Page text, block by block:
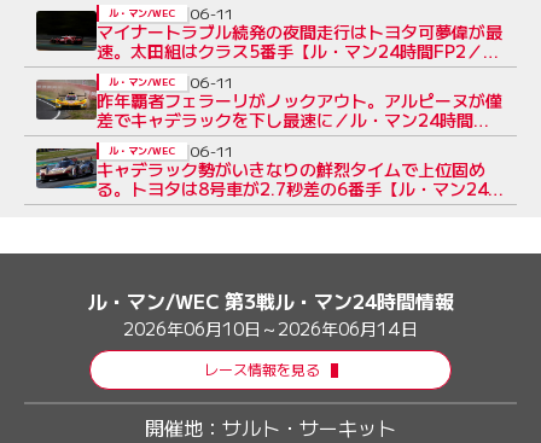
マイナートラブル続発の夜間走行はトヨタ可夢偉が最
速。太田組はクラス5番手【ル・マン24時間FP2／タ
イム結果】
ル・マン/WEC 06-11
昨年覇者フェラーリがノックアウト。アルピーヌが僅
差でキャデラックを下し最速に／ル・マン24時間予
選
ル・マン/WEC 06-11
キャデラック勢がいきなりの鮮烈タイムで上位固め
る。トヨタは8号車が2.7秒差の6番手【ル・マン24時
間FP1レポート】
ル・マン/WEC 06-11
ル・マン/WEC 第3戦ル・マン24時間情報
2026年06月10日～2026年06月14日
レース情報を見る
開催地： サルト・サーキット